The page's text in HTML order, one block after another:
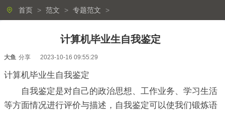
首页 > 范文 > 专题范文 >
计算机毕业生自我鉴定
大鱼 分享 2023-10-16 09:55:29
计算机毕业生自我鉴定
自我鉴定是对自己的政治思想、工作业务、学习生活
等方面情况进行评价与描述，自我鉴定可以使我们锻炼语